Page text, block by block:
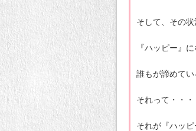
そして、その状
『ハッピー』に
誰もが諦めてい
それって・・
それが『ハッピ